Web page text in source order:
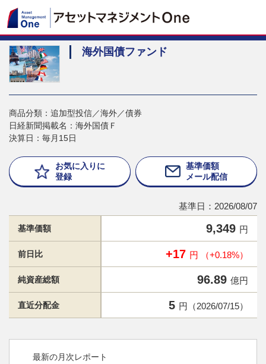
海外国債ファンド
商品分類：追加型投信／海外／債券
日経新聞掲載名：海外国債Ｆ
決算日：毎月15日
お気に入りに
登録
基準価額
メール配信
基準日：2026/08/07
基準価額 9,349 円
前日比 +17 円 （+0.18%）
純資産総額 96.89 億円
直近分配金 5 円（2026/07/15）
最新の月次レポート